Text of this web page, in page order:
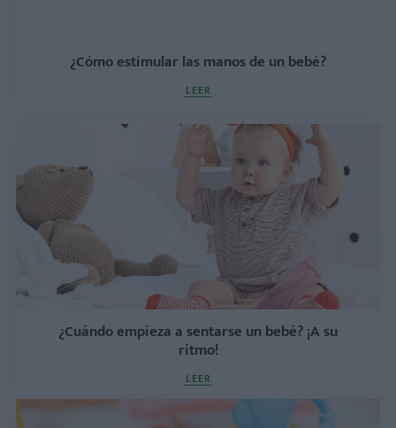
¿Cómo estimular las manos de un bebé?
LEER
¿Cuándo empieza a sentarse un bebé? ¡A su
ritmo!
LEER